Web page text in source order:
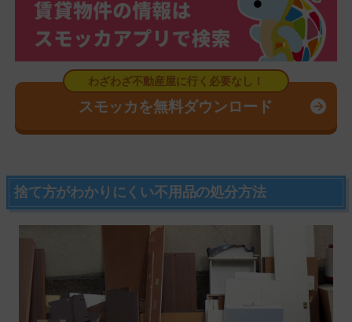
スモッカを無料ダウンロード
捨て方がわかりにくい不用品の処分方法